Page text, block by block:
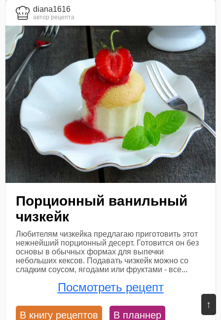
↑
diana1616
автор рецепта
Порционный ванильный
чизкейк
Любителям чизкейка предлагаю приготовить этот
нежнейший порционный десерт. Готовится он без
основы в обычных формах для выпечки
небольших кексов. Подавать чизкейк можно со
сладким соусом, ягодами или фруктами - все...
Посмотреть рецепт
В книгу рецептов В планнер